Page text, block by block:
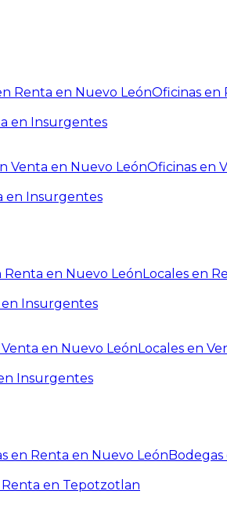
Renta en Nuevo LeónOficinas en
en Insurgentes
Venta en Nuevo LeónOficinas en
en Insurgentes
Renta en Nuevo LeónLocales en
en Insurgentes
en Nuevo LeónLocales en
Insurgentes
en Renta en Nuevo León
Renta en Tepotzotlan